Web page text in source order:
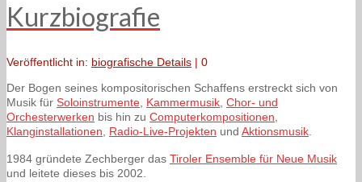
Kurzbiografie
Veröffentlicht in: biografische Details | 0
Der Bogen seines kompositorischen Schaffens erstreckt sich von
Musik für Soloinstrumente Kammermusik Chor- und
Orchesterwerken bis hin zu Computerkompositionen
Klanginstallationen
Radio-Live-Projekten und Aktionsmusik
1984 gründete Zechberger das Tiroler Ensemble für Neue Musik
und leitete dieses bis 2002.